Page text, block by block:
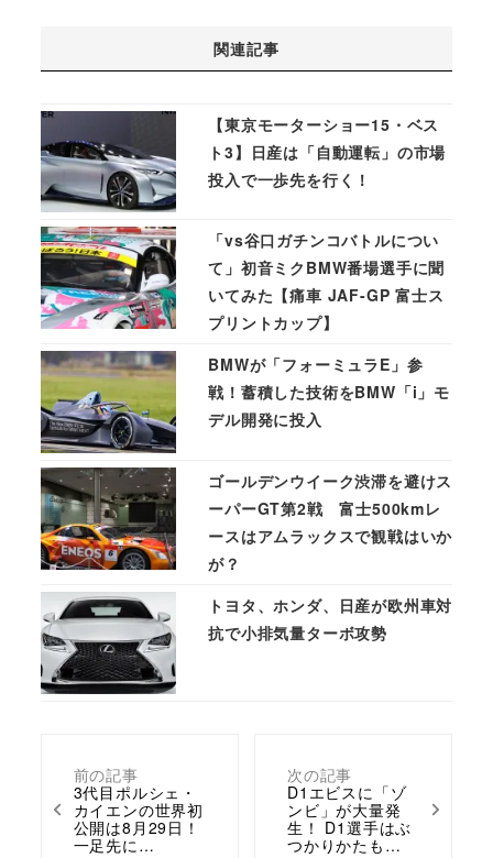
前の記事
3代目ポルシェ・
カイエンの世界初
公開は8月29日！
一足先に…
次の記事
D1エビスに「ゾ
ンビ」が大量発
生！ D1選手はぶ
つかりかたも…
関連記事
【東京モーターショー15・ベス
ト3】日産は「自動運転」の市場
投入で一歩先を行く！
「vs谷口ガチンコバトルについ
て」初音ミクBMW番場選手に聞
いてみた【痛車 JAF-GP 富士ス
プリントカップ】
BMWが「フォーミュラE」参
戦！蓄積した技術をBMW「i」モ
デル開発に投入
ゴールデンウイーク渋滞を避けス
ーパーGT第2戦 富士500kmレ
ースはアムラックスで観戦はいか
が？
トヨタ、ホンダ、日産が欧州車対
抗で小排気量ターボ攻勢